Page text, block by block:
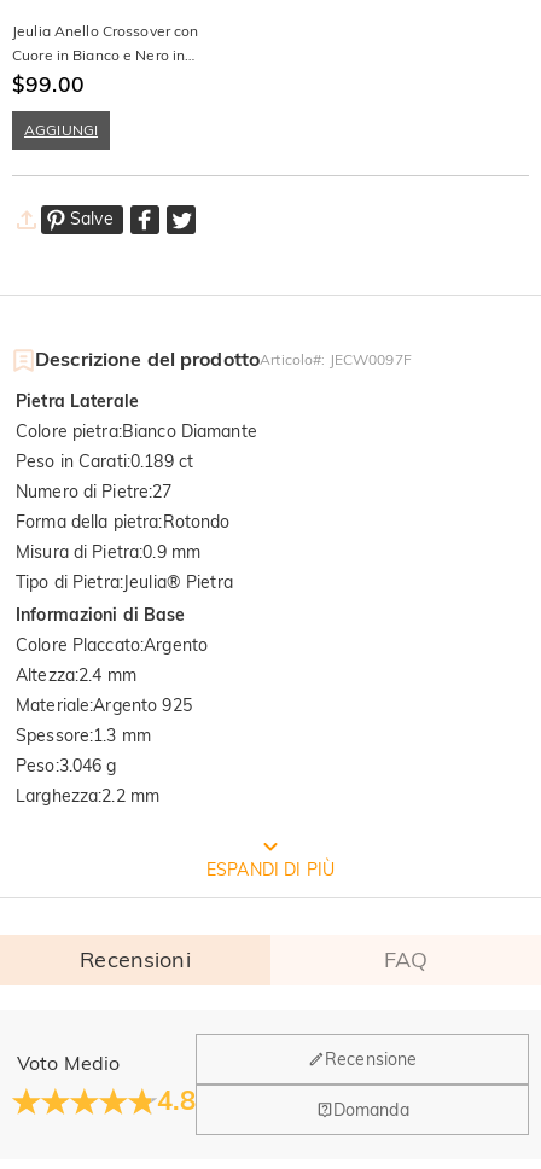
Jeulia Anello Crossover con
Cuore in Bianco e Nero in
Argento Sterling
$99.00
AGGIUNGI
Salve
Descrizione del prodottoArticolo#: JECW0097F
Pietra Laterale
Colore pietra:Bianco Diamante
Peso in Carati:0.189 ct
Numero di Pietre:27
Forma della pietra:Rotondo
Misura di Pietra:0.9 mm
Tipo di Pietra:Jeulia® Pietra
Informazioni di Base
Colore Placcato:Argento
Altezza:2.4 mm
Materiale:Argento 925
Spessore:1.3 mm
Peso:3.046 g
Larghezza:2.2 mm
CONFEZIONE GRATUITA JEULIA
ESPANDI DI PIÙ
Recensioni FAQ
Voto Medio
4.8
Recensione
Domanda
Generale
Dove si trova la tua azienda?
La sede principale è a Los Angeles, in California, mentre il